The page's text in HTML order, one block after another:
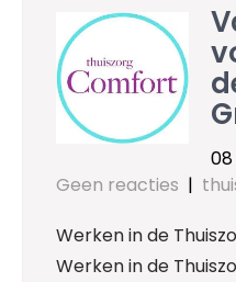
Geen reacties |
Werken in de
Werken in de